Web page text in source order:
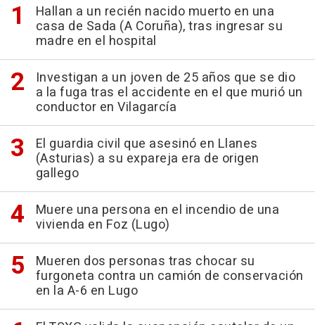
Hallan a un recién nacido muerto en una
casa de Sada (A Coruña), tras ingresar su
madre en el hospital
Investigan a un joven de 25 años que se dio
a la fuga tras el accidente en el que murió un
conductor en Vilagarcía
El guardia civil que asesinó en Llanes
(Asturias) a su expareja era de origen
gallego
Muere una persona en el incendio de una
vivienda en Foz (Lugo)
Mueren dos personas tras chocar su
furgoneta contra un camión de conservación
en la A-6 en Lugo